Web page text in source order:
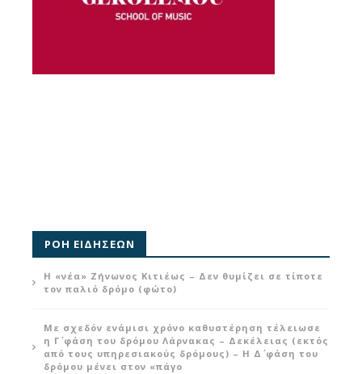
ΡΟΗ ΕΙΔΗΣΕΩΝ
Η «νέα» Ζήνωνος Κιτιέως – Δεν θυμίζει σε τίποτε
τον παλιό δρόμο (φώτο)
Με σχεδόν ενάμισι χρόνο καθυστέρηση τέλειωσε
η Γ΄ φάση του δρόμου Λάρνακας – Δεκέλειας (εκτός
από τους υπηρεσιακούς δρόμους) – Η Δ΄ φάση του
δρόμου μένει στον «πάγο